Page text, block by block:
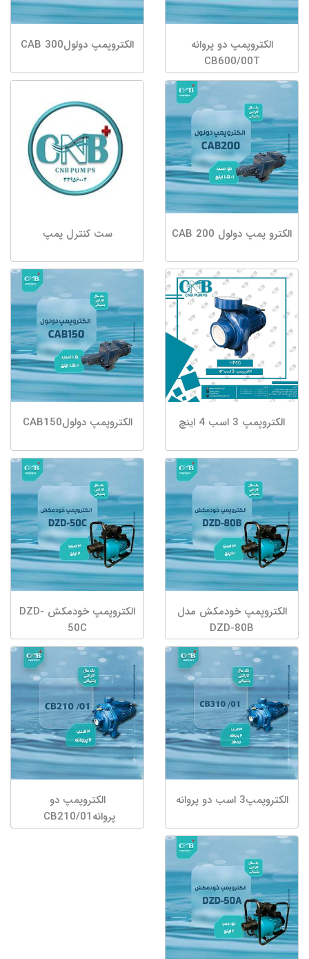
الکتروپمپ دو پروانه
CB600/00T
الکتروپمپ دولولCAB 300
الکترو پمپ دولول CAB 200 ست کنترل پمپ
الکتروپمپ 3 اسب 4 اینچ الکتروپمپ دولولCAB150
الکتروپمپ خودمکش مدل
DZD-80B
الکتروپمپ خودمکش DZD-
50C
الکتروپمپ3 اسب دو پروانه
الکتروپمپ دو
پروانهCB210/01